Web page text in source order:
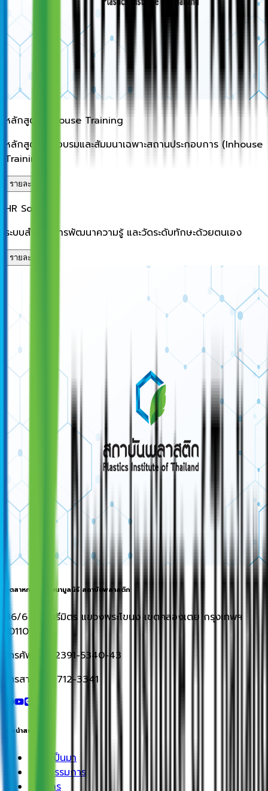
หลักสูตร Inhouse Training
หลักสูตร ฝึกอบรมและสัมมนาเฉพาะสถานประกอบการ (Inhouse
Training)
รายละเอียด
HR Solution
ระบบสำหรับการพัฒนาความรู้ และวัดระดับทักษะด้วยตนเอง
รายละเอียด
อุตสาหกรรมพัฒนามูลนิธิ สถาบันพลาสติก
86/6 ซอยตรีมิตร แขวงพระโขนง เขตคลองเตย กรุงเทพฯ
10110
โทรศัพท์: 0-2391-5340-43
โทรสาร: 0-2712-3341
แนะนำสถาบัน
ความเป็นมา
คณะกรรมการ
ผู้บริหาร